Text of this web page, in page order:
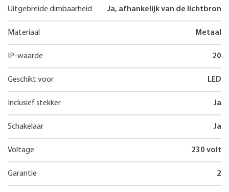
Uitgebreide dimbaarheid Ja, afhankelijk van de lichtbron
Materiaal Metaal
IP-waarde 20
Geschikt voor LED
Inclusief stekker Ja
Schakelaar Ja
Voltage 230 volt
Garantie 2